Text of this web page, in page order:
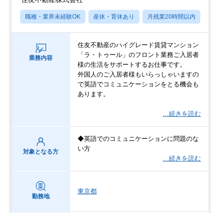
職種・業界未経験OK 産休・育休あり 月残業20時間以内
業務内容
住友不動産のハイグレード賃貸マンション
「ラ・トゥール」のフロント業務ご入居者
様の生活をサポートするお仕事です。
外国人のご入居者様もいらっしゃいますの
で英語でコミュニケーションをとる機会も
あります。
…続きを読む
対象となる方
◆英語でのコミュニケーションに問題のな
い方
…続きを読む
勤務地
東京都